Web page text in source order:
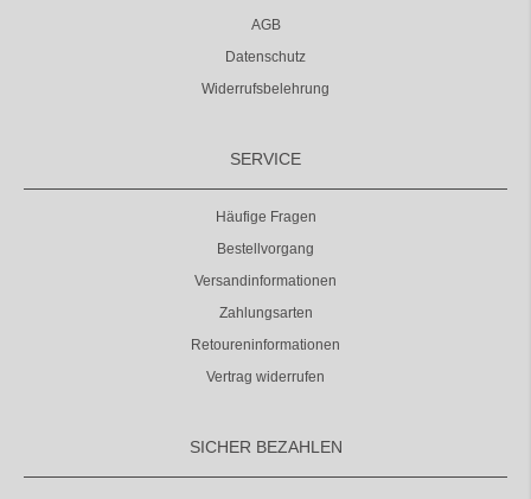
AGB
Datenschutz
Widerrufsbelehrung
SERVICE
Häufige Fragen
Bestellvorgang
Versandinformationen
Zahlungsarten
Retoureninformationen
Vertrag widerrufen
SICHER BEZAHLEN